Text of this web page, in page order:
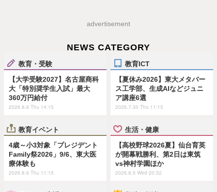
advertisement
NEWS CATEGORY
教育・受験
【大学受験2027】名古屋商科
大「特別奨学生入試」最大
360万円給付
2026.8.6 Thu 14:15
教育ICT
【夏休み2026】東大メタバー
ス工学部、生成AIなどジュニ
ア講座6選
2026.7.30 Thu 11:15
教育イベント
4歳～小3対象「プレジデント
Family祭2026」9/6、東大医
療体験も
2026.8.6 Thu 11:15
生活・健康
【高校野球2026夏】仙台育英
が開幕戦勝利、第2日は東筑
vs神村学園ほか
2026.8.5 Wed 20:32